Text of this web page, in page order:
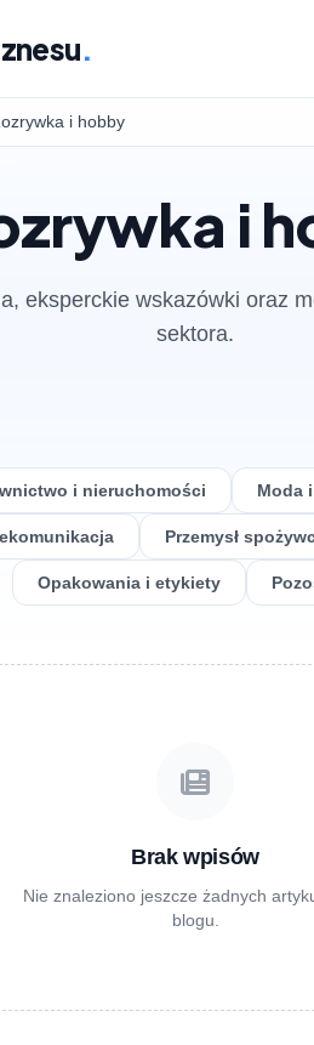
.
i hobby
i
eksperckie wskazówki oraz
sektora.
i nieruchomości Moda
Przemysł
Opakowania i etykiety
Brak wpisów
Nie znaleziono jeszcze żadnych
blogu.